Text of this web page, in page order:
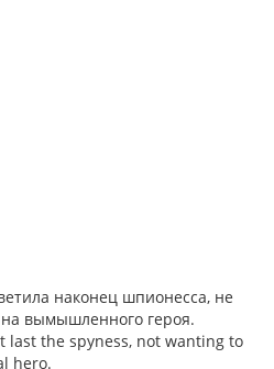
наконец шпионесса, не
вымышленного героя.
last the spyness, not wanting to
hero.